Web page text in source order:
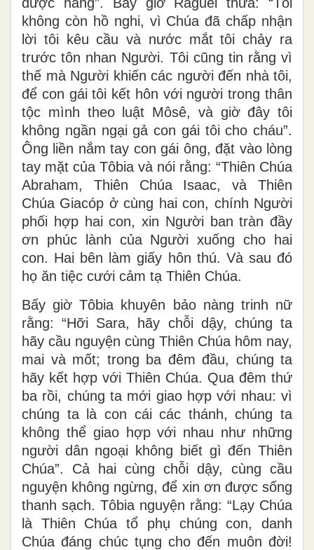
không còn hồ nghi, vì Chúa đã chấp nhận
lời tôi kêu cầu và nước mắt tôi chảy ra
trước tôn nhan Người. Tôi cũng tin rằng vì
thế mà Người khiến các người đến nhà tôi,
để con gái tôi kết hôn với người trong thân
tộc mình theo luật Môsê, và giờ đây tôi
không ngần ngại gả con gái tôi cho cháu”.
Ông liền nắm tay con gái ông, đặt vào lòng
tay mặt của Tôbia và nói rằng: “Thiên Chúa
Abraham, Thiên Chúa Isaac, và Thiên
Chúa Giacóp ở cùng hai con, chính Người
phối hợp hai con, xin Người ban tràn đầy
ơn phúc lành của Người xuống cho hai
con. Hai bên làm giấy hôn thú. Và sau đó
họ ăn tiệc cưới cảm tạ Thiên Chúa.
Bấy giờ Tôbia khuyên bảo nàng trinh nữ
rằng: “Hỡi Sara, hãy chỗi dậy, chúng ta
hãy cầu nguyện cùng Thiên Chúa hôm nay,
mai và mốt; trong ba đêm đầu, chúng ta
hãy kết hợp với Thiên Chúa. Qua đêm thứ
ba rồi, chúng ta mới giao hợp với nhau: vì
chúng ta là con cái các thánh, chúng ta
không thể giao hợp với nhau như những
người dân ngoại không biết gì đến Thiên
Chúa”. Cả hai cùng chỗi dậy, cùng cầu
nguyện không ngừng, để xin ơn được sống
thanh sạch. Tôbia nguyện rằng: “Lạy Chúa
là Thiên Chúa tổ phụ chúng con, danh
Chúa đáng chúc tụng cho đến muôn đời!